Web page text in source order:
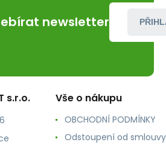
newsletter
s.r.o. Vše o nákupu
OBCHODNÍ PODMÍNKY
Odstoupení od smlouvy